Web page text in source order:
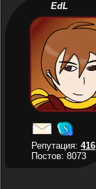
EdL
Репутация:416
Постов: 8073